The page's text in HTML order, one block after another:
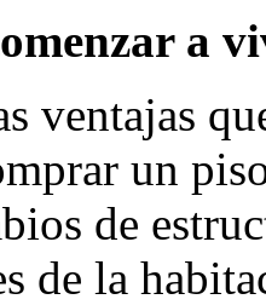
a
ventajas
un
de
de la